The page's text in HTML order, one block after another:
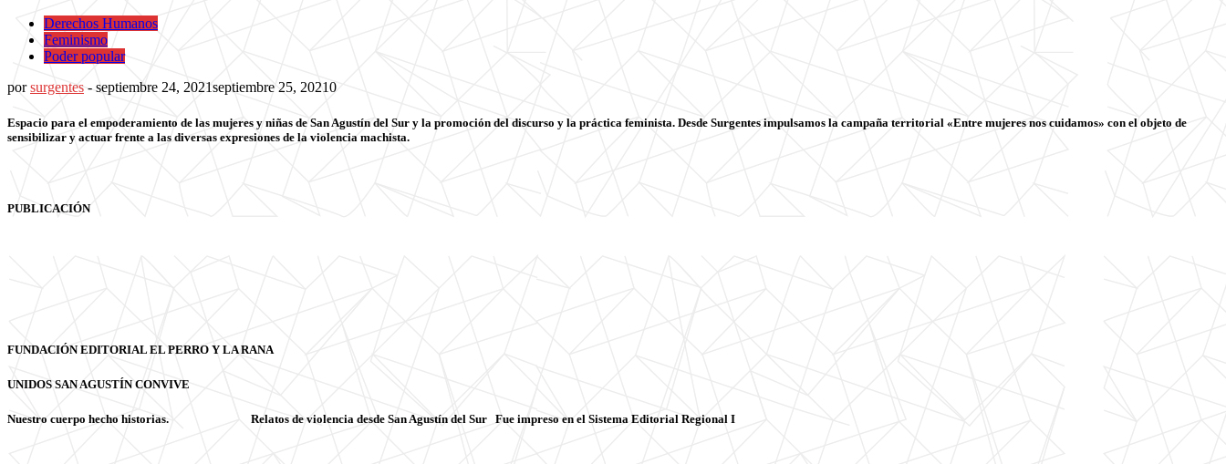
Derechos Humanos
Feminismo
Poder popular
porsurgentes - septiembre 24, 2021septiembre 25, 20210
Espacio para el empoderamiento de las mujeres y niñas de San Agustín del Sur y la promoción del discurso y la práctica feminista. Desde Surgentes impulsamos la campaña territorial «Entre mujeres nos cuidamos» con el objeto de
sensibilizar y actuar frente a las diversas expresiones de la violencia machista.
PUBLICACIÓN
FUNDACIÓN EDITORIAL EL PERRO Y LA RANA
UNIDOS SAN AGUSTÍN CONVIVE
Nuestro cuerpo hecho historias. Relatos de violencia desde San Agustín del Sur Fue impreso en el Sistema Editorial Regional I